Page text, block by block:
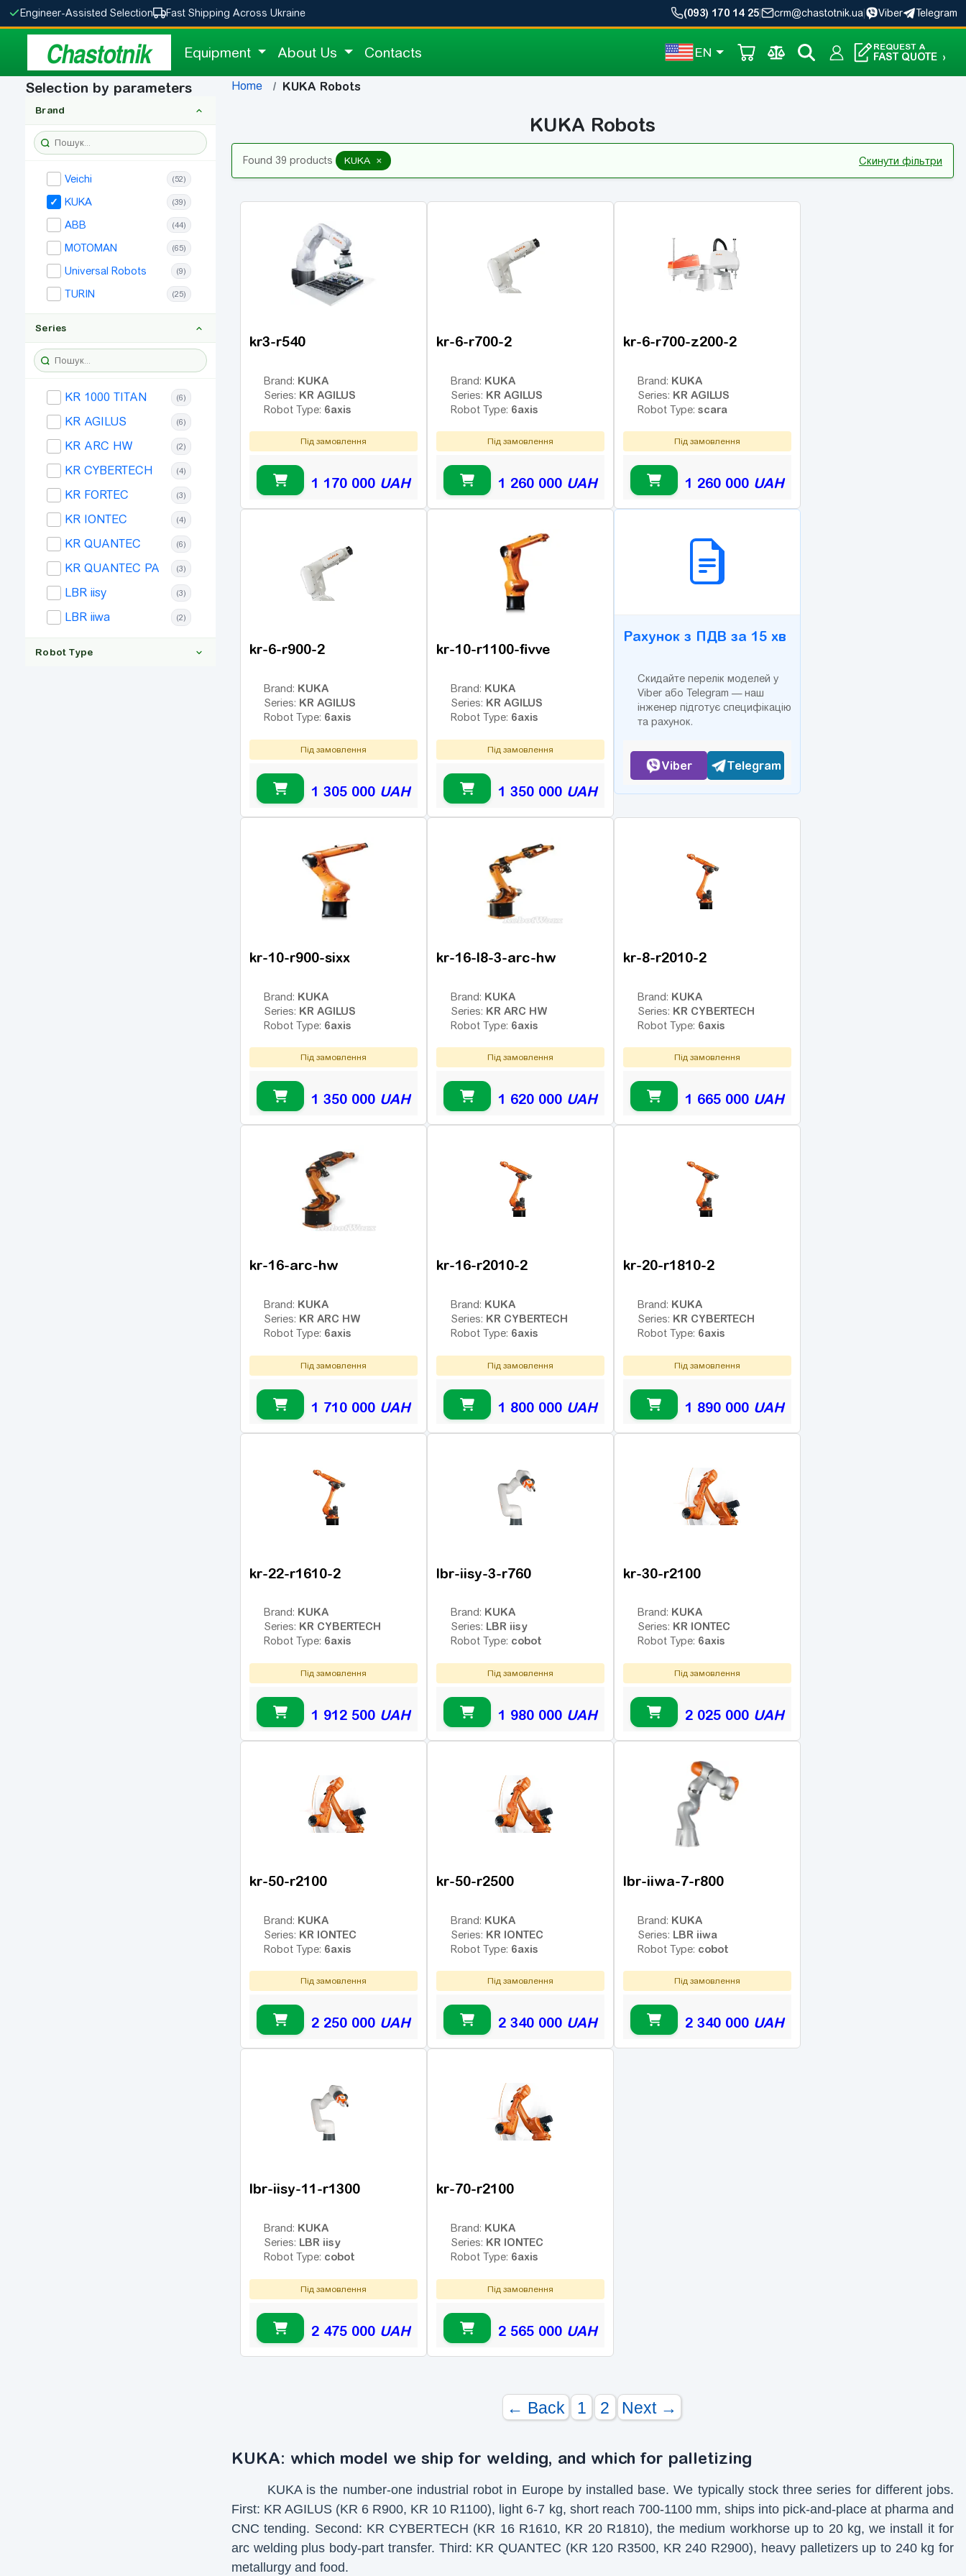
Engineer-Assisted Selection Fast Shipping Across Ukraine (093) 170 14 25 crm@chastotnik.ua Viber Telegram
Chastotnik Equipment About Us Contacts EN REQUEST A
FAST QUOTE ›
Selection by parameters
Brand
Veichi (52)
KUKA (39)
ABB (44)
MOTOMAN (65)
Universal Robots (9)
TURIN (25)
Series
KR 1000 TITAN (6)
KR AGILUS (6)
KR ARC HW (2)
KR CYBERTECH (4)
KR FORTEC (3)
KR IONTEC (4)
KR QUANTEC (6)
KR QUANTEC PA (3)
LBR iisy (3)
LBR iiwa (2)
Robot Type
Home KUKA Robots
KUKA Robots
Found 39 products KUKA × Скинути фільтри
kr3-r540
Brand: KUKA
Series: KR AGILUS
Robot Type: 6axis
Під замовлення
1 170 000 UAH
kr-6-r700-2
Brand: KUKA
Series: KR AGILUS
Robot Type: 6axis
Під замовлення
1 260 000 UAH
kr-6-r700-z200-2
Brand: KUKA
Series: KR AGILUS
Robot Type: scara
Під замовлення
1 260 000 UAH
kr-6-r900-2
Brand: KUKA
Series: KR AGILUS
Robot Type: 6axis
Під замовлення
1 305 000 UAH
kr-10-r1100-fivve
Brand: KUKA
Series: KR AGILUS
Robot Type: 6axis
Під замовлення
1 350 000 UAH
Рахунок з ПДВ за 15 хв
Скидайте перелік моделей у
Viber або Telegram — наш
інженер підготує специфікацію
та рахунок.
Viber Telegram
kr-10-r900-sixx
Brand: KUKA
Series: KR AGILUS
Robot Type: 6axis
Під замовлення
1 350 000 UAH
kr-16-l8-3-arc-hw
Brand: KUKA
Series: KR ARC HW
Robot Type: 6axis
Під замовлення
1 620 000 UAH
kr-8-r2010-2
Brand: KUKA
Series: KR CYBERTECH
Robot Type: 6axis
Під замовлення
1 665 000 UAH
kr-16-arc-hw
Brand: KUKA
Series: KR ARC HW
Robot Type: 6axis
Під замовлення
1 710 000 UAH
kr-16-r2010-2
Brand: KUKA
Series: KR CYBERTECH
Robot Type: 6axis
Під замовлення
1 800 000 UAH
kr-20-r1810-2
Brand: KUKA
Series: KR CYBERTECH
Robot Type: 6axis
Під замовлення
1 890 000 UAH
kr-22-r1610-2
Brand: KUKA
Series: KR CYBERTECH
Robot Type: 6axis
Під замовлення
1 912 500 UAH
lbr-iisy-3-r760
Brand: KUKA
Series: LBR iisy
Robot Type: cobot
Під замовлення
1 980 000 UAH
kr-30-r2100
Brand: KUKA
Series: KR IONTEC
Robot Type: 6axis
Під замовлення
2 025 000 UAH
kr-50-r2100
Brand: KUKA
Series: KR IONTEC
Robot Type: 6axis
Під замовлення
2 250 000 UAH
kr-50-r2500
Brand: KUKA
Series: KR IONTEC
Robot Type: 6axis
Під замовлення
2 340 000 UAH
lbr-iiwa-7-r800
Brand: KUKA
Series: LBR iiwa
Robot Type: cobot
Під замовлення
2 340 000 UAH
lbr-iisy-11-r1300
Brand: KUKA
Series: LBR iisy
Robot Type: cobot
Під замовлення
2 475 000 UAH
kr-70-r2100
Brand: KUKA
Series: KR IONTEC
Robot Type: 6axis
Під замовлення
2 565 000 UAH
← Back 1 2 Next →
KUKA: which model we ship for welding, and which for palletizing
KUKA is the number-one industrial robot in Europe by installed base. We typically stock three series for different jobs.
First: KR AGILUS (KR 6 R900, KR 10 R1100), light 6-7 kg, short reach 700-1100 mm, ships into pick-and-place at pharma and
CNC tending. Second: KR CYBERTECH (KR 16 R1610, KR 20 R1810), the medium workhorse up to 20 kg, we install it for
arc welding plus body-part transfer. Third: KR QUANTEC (KR 120 R3500, KR 240 R2900), heavy palletizers up to 240 kg for
metallurgy and food.